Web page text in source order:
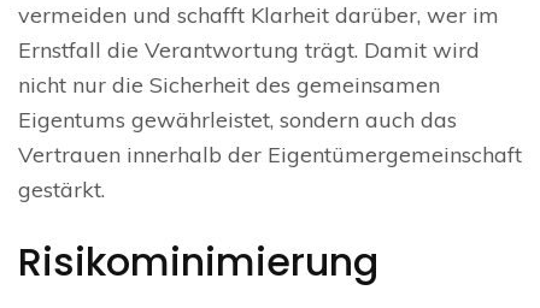
vermeiden und schafft Klarheit darüber, wer im
Ernstfall die Verantwortung trägt. Damit wird
nicht nur die Sicherheit des gemeinsamen
Eigentums gewährleistet, sondern auch das
Vertrauen innerhalb der Eigentümergemeinschaft
gestärkt.
Risikominimierung